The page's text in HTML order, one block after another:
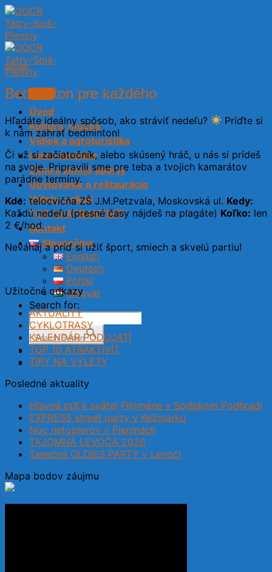
Skip
to
content
Úvod
Kultúra, múzeá
Vidiek a agroturistika
Letná turistika
Zima a zimné športy
Ubytovanie a reštaurácie
Výlety v okolí
TOP 10 ATRAKTIVÍT
Kontakt
Slovenčina
English
Deutsch
Polski
Magyar
Search for:
Search Button
Aktuality
Bedminton pre každého
Hľadáte ideálny spôsob, ako stráviť nedeľu?
Príďte si
k nám zahrať bedminton!
Či už si začiatočník, alebo skúsený hráč, u nás si prídeš
na svoje. Pripravili sme pre teba a tvojich kamarátov
parádne termíny.
Kde: telocvičňa ZŠ J.M.Petzvala, Moskovská ul. Kedy:
Každú nedeľu (presné časy nájdeš na plagáte) Koľko: len
2 €/hod.
Neváhaj a príď si užiť šport, smiech a skvelú partiu!
Užitočné odkazy
AKTUALITY
CYKLOTRASY
KALENDÁR PODUJATÍ
TOP 10 ATRAKTIVÍT
TIPY NA VÝLETY
Posledné aktuality
Hlavná púť k svätej Filoméne v Spišskom Podhradí
EXPRESS street party v Kežmarku
Noc netopierov v Pieninách
TAJOMNÁ LEVOČA 2026
Tanečná OLDIES PARTY v Levoči
Mapa bodov záujmu